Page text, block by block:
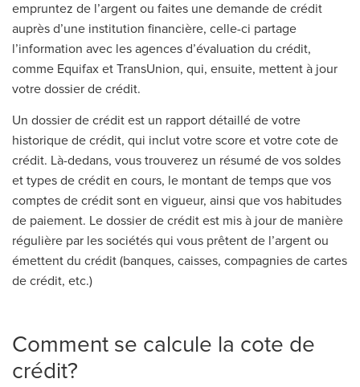
empruntez de l’argent ou faites une demande de crédit
auprès d’une institution financière, celle-ci partage
l’information avec les agences d’évaluation du crédit,
comme Equifax et TransUnion, qui, ensuite, mettent à jour
votre dossier de crédit.
Un dossier de crédit est un rapport détaillé de votre
historique de crédit, qui inclut votre score et votre cote de
crédit. Là-dedans, vous trouverez un résumé de vos soldes
et types de crédit en cours, le montant de temps que vos
comptes de crédit sont en vigueur, ainsi que vos habitudes
de paiement. Le dossier de crédit est mis à jour de manière
régulière par les sociétés qui vous prêtent de l’argent ou
émettent du crédit (banques, caisses, compagnies de cartes
de crédit, etc.)
Comment se calcule la cote de
crédit?